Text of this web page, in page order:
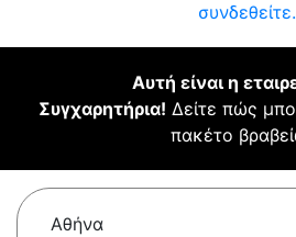
συνδεθείτε.
Αυτή είναι η
Συγχαρητήρια! Δείτε πώς
πακέτο
Αθήνα